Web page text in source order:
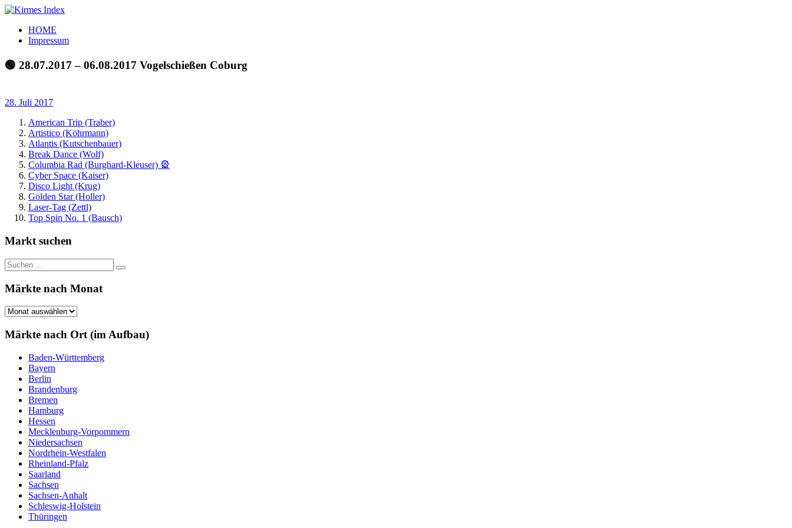
Zum
springen
Kirmes
Index
Tourpläne
der
letzten
HOME
Impressum
🟢 28.07.2017 – 06.08.2017 Vogelschießen Coburg
28. Juli 2017
American Trip (Traber)
Artistico (Köhrmann)
Atlantis (Kutschenbauer)
Break Dance (Wolf)
Columbia Rad (Burghard-Kleuser) 🎡
Cyber Space (Kaiser)
Disco Light (Krug)
Golden Star (Holler)
Laser-Tag (Zettl)
Top Spin No. 1 (Bausch)
Markt suchen
Suchen
nach:
Suchen
Märkte nach Monat
Märkte
Monat
Märkte nach Ort (im Aufbau)
Baden-Württemberg
Bayern
Berlin
Brandenburg
Bremen
Hamburg
Hessen
Mecklenburg-Vorpommern
Niedersachsen
Nordrhein-Westfalen
Rheinland-Pfalz
Saarland
Sachsen
Sachsen-Anhalt
Schleswig-Holstein
Thüringen